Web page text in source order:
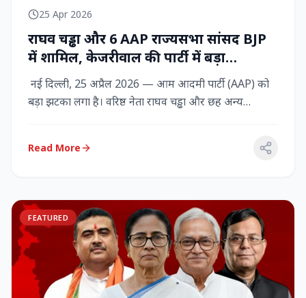
25 Apr 2026
राघव चड्ढा और 6 AAP राज्‍यसभा सांसद BJP
में शामिल, केजरीवाल की पार्टी में बड़ा
राजनीतिक विद्रोह
नई दिल्ली, 25 अप्रैल 2026 — आम आदमी पार्टी (AAP) को
बड़ा झटका लगा है। वरिष्ठ नेता राघव चड्ढा और छह अन्य
Read More
FEATURED